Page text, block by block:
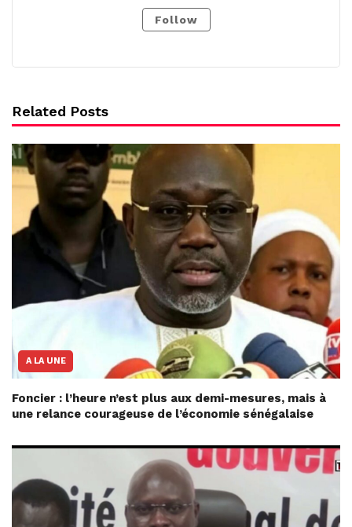
Follow
Related Posts
A LA UNE
Foncier : l’heure n’est plus aux demi-mesures, mais à
une relance courageuse de l’économie sénégalaise